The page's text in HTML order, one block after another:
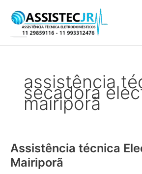
para
conteúdo
assistência
secadora
mairiporã
Assistência técnica
Mairiporã
Assistência
técnica
Electrolux